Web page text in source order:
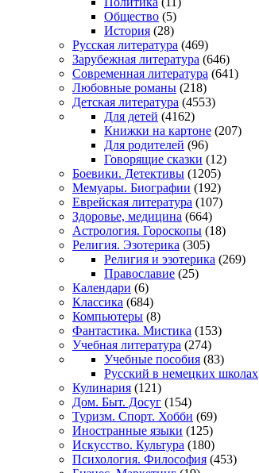
Общество (5)
История (28)
Русская литература (469)
Зарубежная литература (646)
Современная литература (641)
Любовные романы (218)
Детская литература (4553)
Для детей (4162)
Книжки на картоне (207)
Для родителей (96)
Говорящие сказки (12)
Боевики. Детективы (1205)
Мемуары. Биографии (192)
Еврейская литература (107)
Здоровье, медицина (664)
Астрология. Гороскопы (18)
Религия. Эзотерика (305)
Религия и эзотерика (269)
Православие (25)
Календари (6)
Классика (684)
Компьютеры (8)
Фантастика. Мистика (153)
Учебная литература (274)
Учебные пособия (83)
Русский в немецких школах
Кулинария (121)
Дом. Быт. Досуг (154)
Туризм. Спорт. Хобби (69)
Иностранные языки (125)
Искусство. Культура (180)
Психология. Философия (453)